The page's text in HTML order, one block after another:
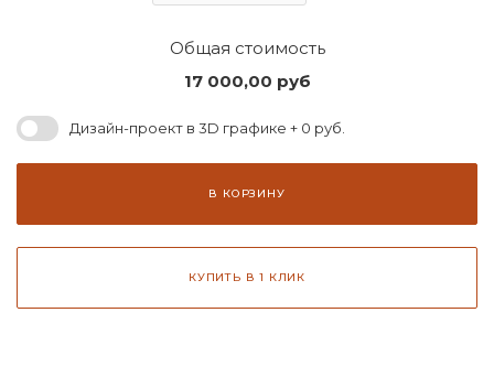
Общая стоимость
17 000,00 руб
Дизайн-проект в 3D графике + 0 руб.
В КОРЗИНУ
КУПИТЬ В 1 КЛИК